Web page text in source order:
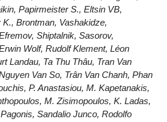
Papirmeister S., Eltsin VB,
Brontman, Vashakidze,
Shiptalnik, Sasorov,
Wolf, Rudolf Klement, Léon
Landau, Ta Thu Thâu, Tran Van
Van So, Trân Van Chanh, Phan
P. Anastasiou, M. Kapetanakis,
M. Zisimopoulos, K. Ladas,
Sandalio Junco, Rodolfo